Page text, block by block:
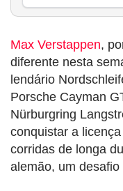
Max Verstappen,
diferente nesta
lendário
Porsche Cayman
Nürburgring
conquistar a
corridas de longa
alemão, um